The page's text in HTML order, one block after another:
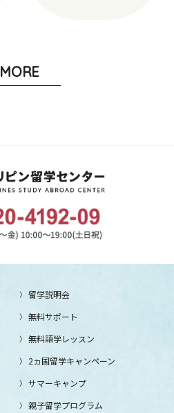
MORE
留学説明会
無料サポート
無料語学レッスン
2ヵ国留学キャンペーン
サマーキャンプ
親子留学プログラム